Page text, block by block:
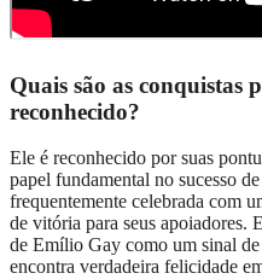
Quais são as conquistas
reconhecido?
Ele é reconhecido por suas
papel fundamental no sucesso
frequentemente celebrada com
de vitória para seus apoiadores.
de Emílio Gay como um sinal
encontra verdadeira felicidade